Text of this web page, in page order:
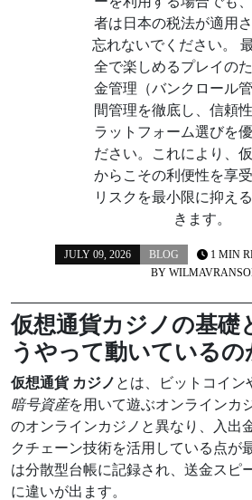
者は日本の税法が適用
忘れないでください。
全で楽しめるプレイの
金管理（バンクロール
間管理を徹底し、信頼
ラットフォーム選びを
ださい。これにより、
からこその利便性を享受
リスクを最小限に抑え
きます。
JULY 09, 2026
BLOG
BY
1 MIN
仮想通貨カジノの基礎
うやって動いているの
仮想通貨 カジノ とは、ビットコイ
暗号資産を用いて遊ぶオンラインカ
のオンラインカジノと異なり、入出
クチェーン技術を活用している点が
は分散型台帳に記録され、送金スピ
に違いが出ます。